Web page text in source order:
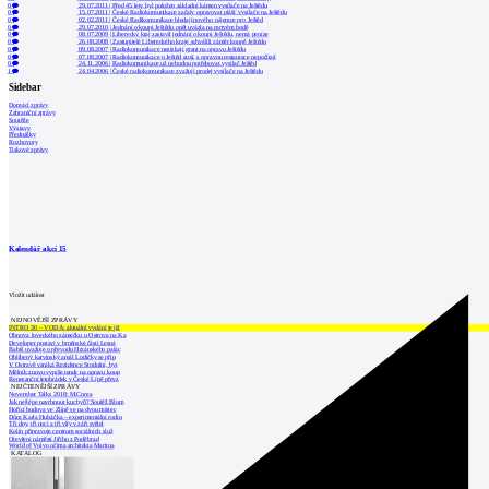
0
29.07.2011 | Před 45 lety byl položen základní kámen vysílače na Ještědu
0
15.07.2011 | České Radiokomunikace začaly opravovat plášť vysílače na Ještědu
0
02.02.2011 | České Radikomunikace hledají nového nájemce pro Ještěd
0
29.07.2010 | Jednání o koupi Ještědu opět uvázla na mrtvém bodě
0 08.07.2009 |Liberecký kraj zastavil jednání o koupi Ještědu, nemá peníze
0
26.08.2008 |Zastupitelé Libereckého kraje schválili záměr koupě Ještědu
0
09.08.2007 |Radiokomunikace nezískají grant na opravu Ještědu
0
07.08.2007 |Radiokomunikace o Ještěd stojí, s opravou restaurace nepočítají
0
24.11.2006| Radiokomunikace už nebudou potřebovat vysílač Ještěd
1
24.04.2006 |České radiokomunikace zvažují prodej vysílače na Ještědu
Sidebar
Domácí zprávy
Zahraniční zprávy
Soutěže
Výstavy
Přednášky
Rozhovory
Tiskové zprávy
Kalendář akcí 15
Vložit událost
NEJNOVĚJŠÍ ZPRÁVY
INTRO 30 – VODA: aktuální vydání je již
Obnova loveckého zámečku u Ostrova na Ka
Developer postaví v brněnské části Lesná
Babiš uvažuje o převodu Hrzánského palác
Oblíbený karvinský areál Lodičky se přip
V Ostravě vzniká Rezidence Stodolní, byt
Mělník znovu vypíše tendr na opravu koup
Renesanční letohrádek v České Lípě převz
NEJČTENĚJŠÍ ZPRÁVY
November Talks 2018: M.Corea
Jak nejlépe navrhnout kuchyň? Soutěž Blum
Hořící budova ve Zlíně se na dvou místec
Dům Karla Hubáčka – experimentální rodin
Tři dny, tři noci a tři vily v záři světel
Kolín připravuje centrum sociálních služ
Otevření náměstí Jiřího z Poděbrad
World of Volvo očima architekta Martina
KATALOG